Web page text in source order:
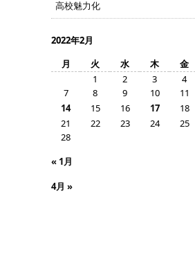
高校魅力化
2022年2月
月
火 水 木 金
1
2 3 4
7
8 9 10 11
14
15 16 17 18
21
22 23 24 25
28
« 1月
4月 »